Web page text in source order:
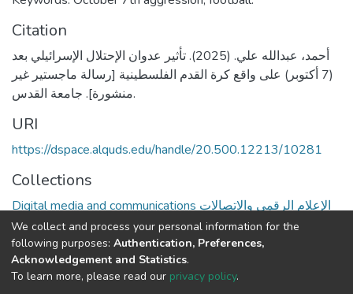
Citation
أحمد، عبدالله علي. (2025). تأثير عدوان الإحتلال الإسرائيلي بعد
(7 أكتوبر) على واقع كرة القدم الفلسطينية [رسالة ماجستير غير
منشورة]. جامعة القدس.
URI
https://dspace.alquds.edu/handle/20.500.12213/10281
Collections
Digital media and communications الإعلام الرقمي والاتصالات
Full item page
We collect and process your personal information for the
following purposes: Authentication, Preferences,
Acknowledgement and Statistics.
To learn more, please read our privacy policy.